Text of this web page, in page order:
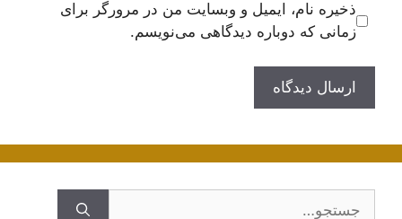
ذخیره نام، ایمیل و وبسایت من در مرورگر برای
زمانی که دوباره دیدگاهی می‌نویسم.